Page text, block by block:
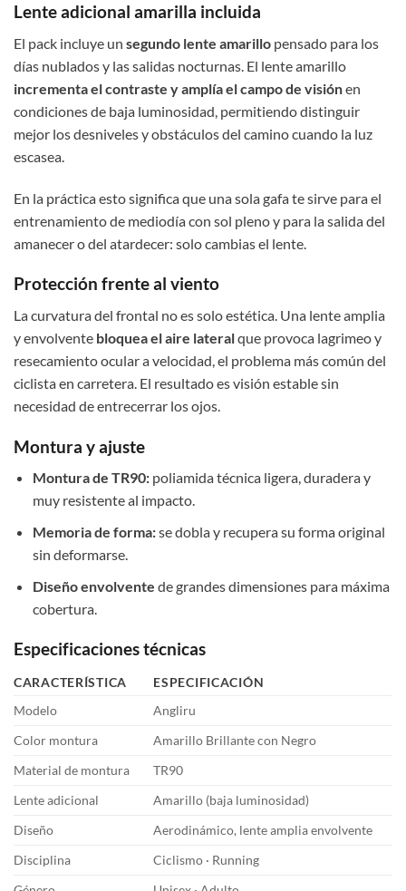
Lente adicional amarilla incluida
El pack incluye un segundo lente amarillo pensado para los
días nublados y las salidas nocturnas. El lente amarillo
incrementa el contraste y amplía el campo de visiónen
condiciones de baja luminosidad, permitiendo distinguir
mejor los desniveles y obstáculos del camino cuando la luz
escasea.
En la práctica esto significa que una sola gafa te sirve para el
entrenamiento de mediodía con sol pleno y para la salida del
amanecer o del atardecer: solo cambias el lente.
Protección frente al viento
La curvatura del frontal no es solo estética. Una lente amplia
y envolvente bloquea el aire lateralque provoca lagrimeo y
resecamiento ocular a velocidad, el problema más común del
ciclista en carretera. El resultado es visión estable sin
necesidad de entrecerrar los ojos.
Montura y ajuste
Montura de TR90:poliamida técnica ligera, duradera y
muy resistente al impacto.
Memoria de forma:se dobla y recupera su forma original
sin deformarse.
Diseño envolvente de grandes dimensiones para máxima
cobertura.
Especificaciones técnicas
CARACTERÍSTICA
ESPECIFICACIÓN
Modelo
Angliru
Color montura
Amarillo Brillante con Negro
Material de montura
TR90
Lente adicional
Amarillo (baja luminosidad)
Diseño
Aerodinámico, lente amplia envolvente
Disciplina
Ciclismo · Running